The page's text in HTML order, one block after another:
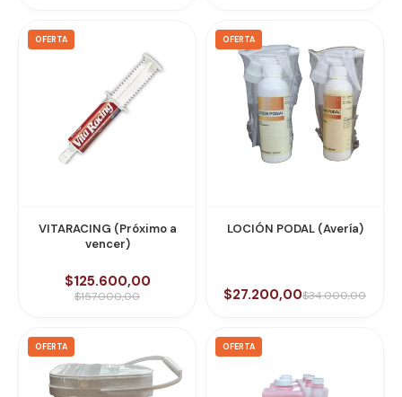
OFERTA
VITARACING (Próximo a
vencer)
$125.600,00
$157.000,00
OFERTA
LOCIÓN PODAL (Avería)
$27.200,00$34.000,00
OFERTA OFERTA